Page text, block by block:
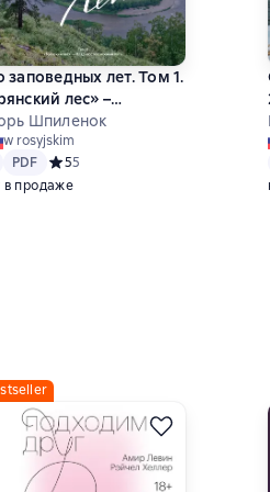
заповедных лет. Том 1.
лес» –
южный путь
Шпиленок
w rosyjskim
PDF
PDF Средний рейтинг 5 на основе 5
55
в продаже